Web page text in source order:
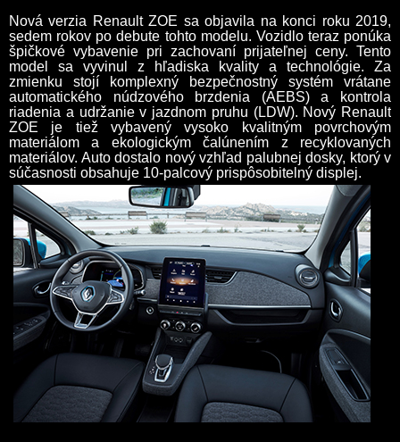
Nová verzia Renault ZOE sa objavila na konci roku 2019,
sedem rokov po debute tohto modelu. Vozidlo teraz ponúka
špičkové vybavenie pri zachovaní prijateľnej ceny. Tento
model sa vyvinul z hľadiska kvality a technológie. Za
zmienku stojí komplexný bezpečnostný systém vrátane
automatického núdzového brzdenia (AEBS) a kontrola
riadenia a udržanie v jazdnom pruhu (LDW). Nový Renault
ZOE je tiež vybavený vysoko kvalitným povrchovým
materiálom a ekologickým čalúnením z recyklovaných
materiálov. Auto dostalo nový vzhľad palubnej dosky, ktorý v
súčasnosti obsahuje 10-palcový prispôsobitelný displej.